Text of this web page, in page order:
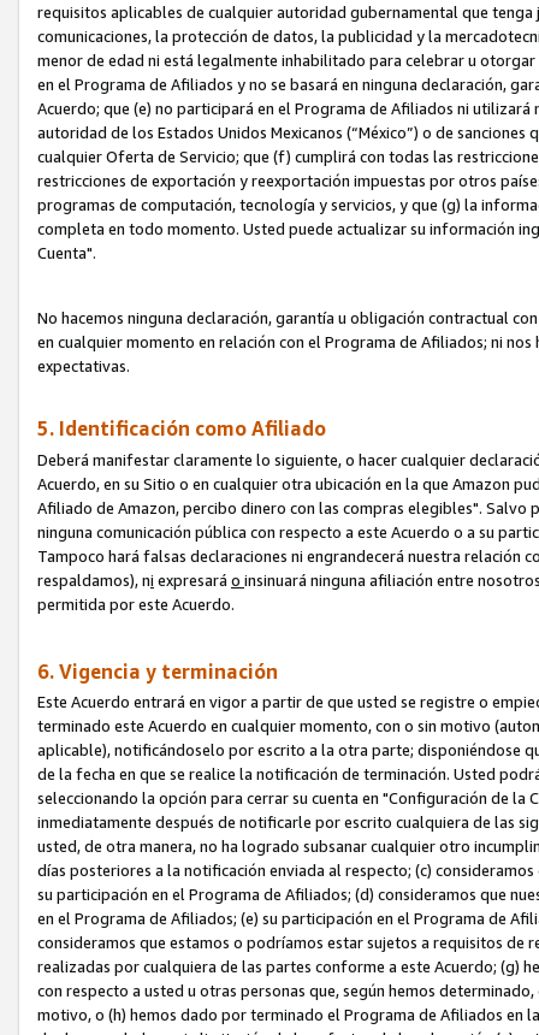
requisitos aplicables de cualquier autoridad gubernamental que
comunicaciones, la protección de datos, la publicidad y la
menor de edad ni está legalmente inhabilitado para celebrar u
en el Programa de Afiliados y no se basará en ninguna declaración,
Acuerdo; que (e) no participará en el Programa de Afiliados ni
autoridad de los Estados Unidos Mexicanos (“México”) o de
cualquier Oferta de Servicio; que (f) cumplirá con todas las
restricciones de exportación y reexportación impuestas por otros
programas de computación, tecnología y servicios, y que (g) la
completa en todo momento. Usted puede actualizar su información
Cuenta".
No hacemos ninguna declaración, garantía u obligación contractual
en cualquier momento en relación con el Programa de Afiliados; ni
expectativas.
5. Identificación como Afiliado
Deberá manifestar claramente lo siguiente, o hacer cualquier
Acuerdo, en su Sitio o en cualquier otra ubicación en la que Amazon
Afiliado de Amazon, percibo dinero con las compras elegibles". Salvo
ninguna comunicación pública con respecto a este Acuerdo o a su
Tampoco hará falsas declaraciones ni engrandecerá nuestra relación
respaldamos), ni expresará o insinuará ninguna afiliación entre
permitida por este Acuerdo.
6. Vigencia y terminación
Este Acuerdo entrará en vigor a partir de que usted se registre o
terminado este Acuerdo en cualquier momento, con o sin motivo
aplicable), notificándoselo por escrito a la otra parte; disponiéndose
de la fecha en que se realice la notificación de terminación. Usted
seleccionando la opción para cerrar su cuenta en "Configuración de
inmediatamente después de notificarle por escrito cualquiera de las
usted, de otra manera, no ha logrado subsanar cualquier otro
días posteriores a la notificación enviada al respecto; (c)
su participación en el Programa de Afiliados; (d) consideramos que
en el Programa de Afiliados; (e) su participación en el Programa de
consideramos que estamos o podríamos estar sujetos a requisitos de
realizadas por cualquiera de las partes conforme a este Acuerdo; (g)
con respecto a usted u otras personas que, según hemos
motivo, o (h) hemos dado por terminado el Programa de Afiliados en